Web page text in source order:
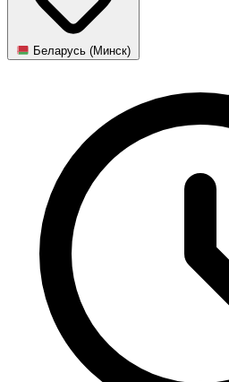
Беларусь (Минск)